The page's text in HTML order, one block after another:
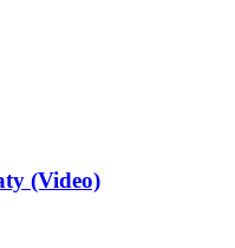
(Video)